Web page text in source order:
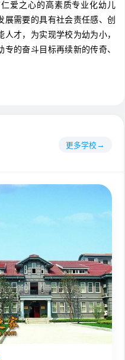
爱之心的高素质专业化幼儿
展需要的具有社会责任感、创
才，为实现学校为幼为小，
的奋斗目标再续新的传奇、
更多学校